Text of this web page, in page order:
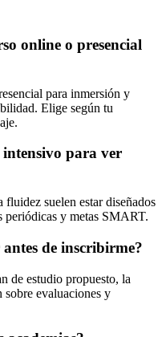
online o presencial
para inmersión y
Elige según tu
para ver
suelen estar diseñados
periódicas y metas SMART.
de inscribirme?
de estudio propuesto, la
evaluaciones y